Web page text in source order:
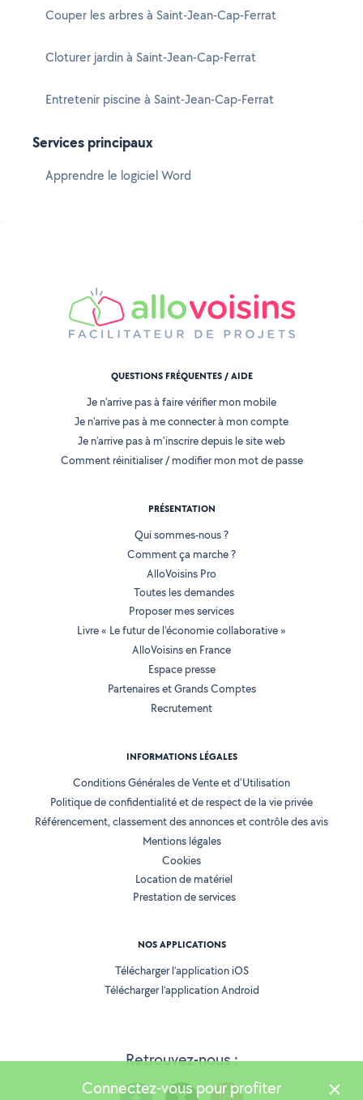
Couper les arbres à Saint-Jean-Cap-Ferrat
Cloturer jardin à Saint-Jean-Cap-Ferrat
Entretenir piscine à Saint-Jean-Cap-Ferrat
Services principaux
Apprendre le logiciel Word
Retrouvez-nous :
QUESTIONS FRÉQUENTES / AIDE
Je n'arrive pas à faire vérifier mon mobile
Je n'arrive pas à me connecter à mon compte
Je n'arrive pas à m'inscrire depuis le site web
Comment réinitialiser / modifier mon mot de passe
PRÉSENTATION
Qui sommes-nous ?
Comment ça marche ?
AlloVoisins Pro
Toutes les demandes
Proposer mes services
Livre « Le futur de l'économie collaborative »
AlloVoisins en France
Espace presse
Partenaires et Grands Comptes
Recrutement
INFORMATIONS LÉGALES
Conditions Générales de Vente et d'Utilisation
Politique de confidentialité et de respect de la vie privée
Référencement, classement des annonces et contrôle des avis
Mentions légales
Cookies
Location de matériel
Prestation de services
NOS APPLICATIONS
Télécharger l’application iOS
Télécharger l’application Android
Connectez-vous pour profiter